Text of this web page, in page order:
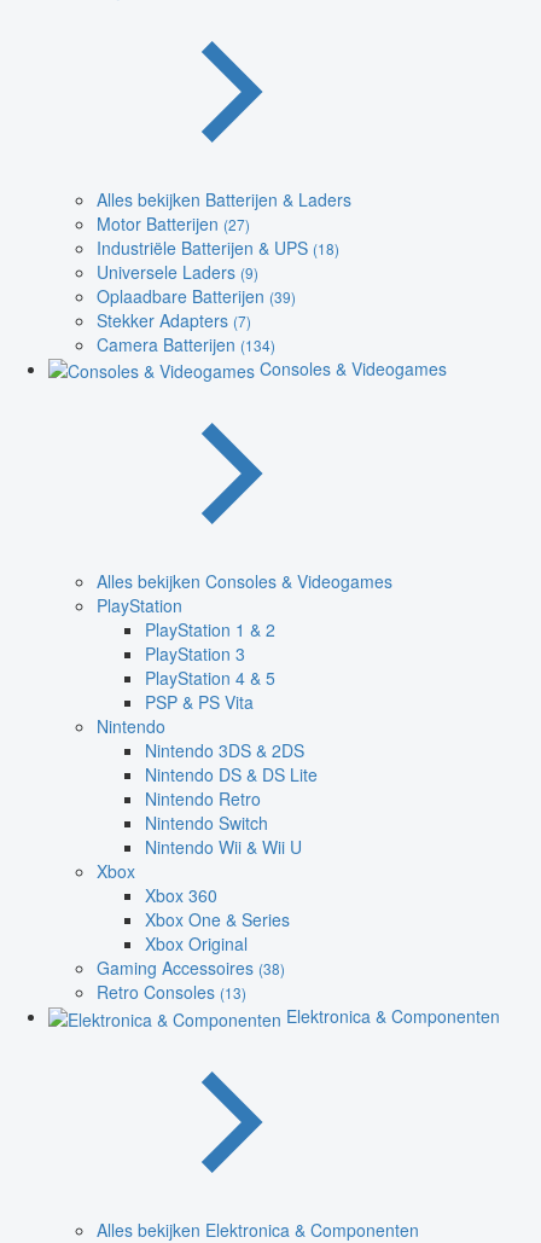
Alles bekijken Batterijen & Laders
Motor Batterijen (27)
Industriële Batterijen & UPS (18)
Universele Laders (9)
Oplaadbare Batterijen (39)
Stekker Adapters (7)
Camera Batterijen (134)
Consoles & Videogames
Alles bekijken Consoles & Videogames
PlayStation
PlayStation 1 & 2
PlayStation 3
PlayStation 4 & 5
PSP & PS Vita
Nintendo
Nintendo 3DS & 2DS
Nintendo DS & DS Lite
Nintendo Retro
Nintendo Switch
Nintendo Wii & Wii U
Xbox
Xbox 360
Xbox One & Series
Xbox Original
Gaming Accessoires (38)
Retro Consoles (13)
Elektronica & Componenten
Alles bekijken Elektronica & Componenten